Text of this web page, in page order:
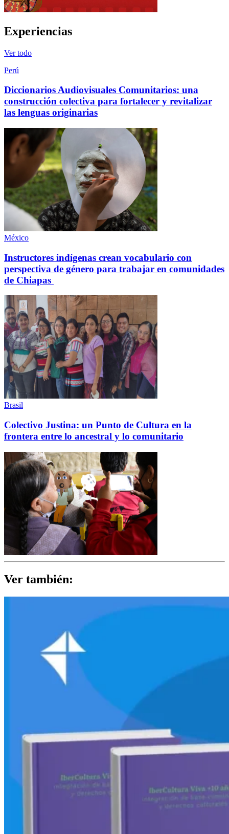
Experiencias
Ver todo
Perú
Diccionarios Audiovisuales Comunitarios: una
construcción colectiva para fortalecer y revitalizar
las lenguas originarias
México
Instructores indígenas crean vocabulario con
perspectiva de género para trabajar en comunidades
de Chiapas
Brasil
Colectivo Justina: un Punto de Cultura en la
frontera entre lo ancestral y lo comunitario
Ver también: